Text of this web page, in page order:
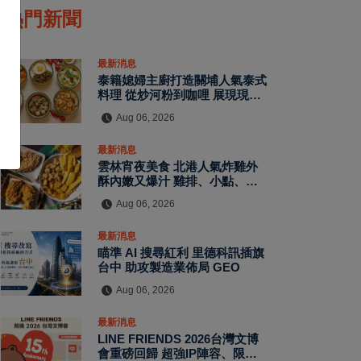
熱門新聞
最新消息
泰籍媳婦主廚打造關埔人氣泰式
料理 從炒河粉到咖哩 展現現點
Aug 06, 2026
最新消息
雲林宵夜美食 北港人氣炸雞外
酥內嫩又爆汁 雞排、小點、飲
Aug 06, 2026
最新消息
瞄準 AI 搜尋紅利 里德科訊插旗
台中 助攻製造業佈局 GEO
Aug 06, 2026
最新消息
LINE FRIENDS 2026台灣文博
會重磅回歸 超強IP陣容、限定